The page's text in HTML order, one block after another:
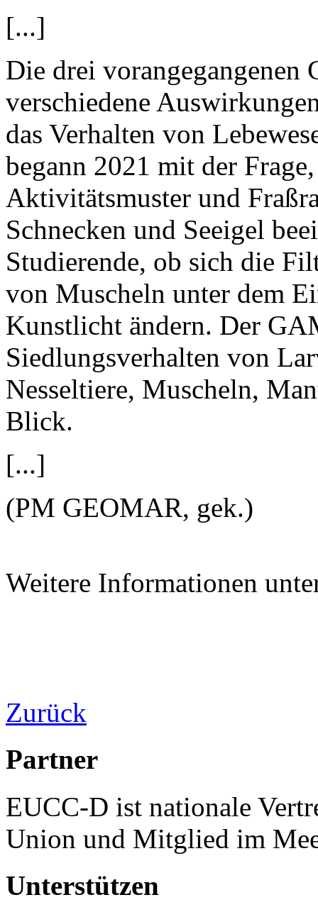
[...]
Die drei vorangegangenen
verschiedene
das Verhalten von
begann 2021 mit der
Aktivitätsmuster und
Schnecken und Seeigel
Studierende, ob sich die
von Muscheln unter dem
Kunstlicht ändern. Der
Siedlungsverhalten von
Nesseltiere, Muscheln,
Blick.
[...]
(PM GEOMAR, gek.)
Weitere Informationen
Zurück
Partner
EUCC-D ist nationale
Union und Mitglied im
Unterstützen